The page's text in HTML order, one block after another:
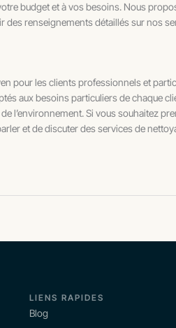
budget et à vos besoins. Nous
renseignements détaillés sur nos
pour les clients professionnels et
aux besoins particuliers de chaque
l’environnement. Si vous souhaitez
et de discuter des services de
LIENS RAPIDES
Blog